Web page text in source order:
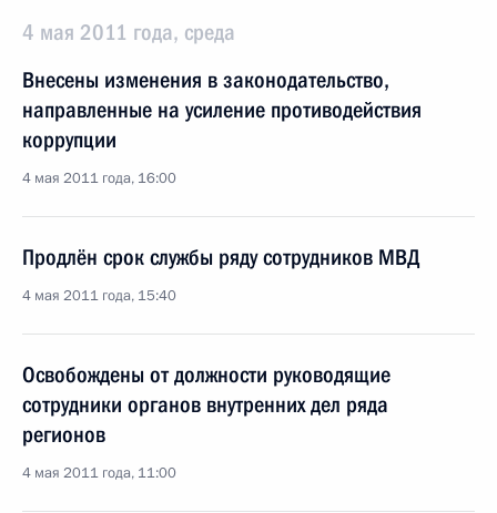
4 мая 2011 года, среда
Внесены изменения в законодательство,
направленные на усиление противодействия
коррупции
4 мая 2011 года, 16:00
Продлён срок службы ряду сотрудников МВД
4 мая 2011 года, 15:40
Освобождены от должности руководящие
сотрудники органов внутренних дел ряда
регионов
4 мая 2011 года, 11:00